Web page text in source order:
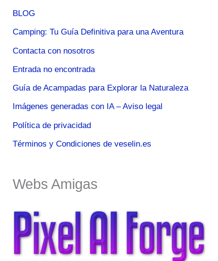
BLOG
Camping: Tu Guía Definitiva para una Aventura
Contacta con nosotros
Entrada no encontrada
Guía de Acampadas para Explorar la Naturaleza
Imágenes generadas con IA – Aviso legal
Política de privacidad
Términos y Condiciones de veselin.es
Webs Amigas